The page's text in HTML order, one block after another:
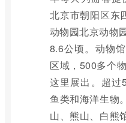
北京市朝阳区东
动物园北京动物
8.6公顷。动物
区域，500多个
这里展出。超过
鱼类和海洋生物
山、熊山、白熊